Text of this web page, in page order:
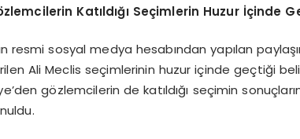
Katıldığı Seçimlerin Huzur İçinde
resmi sosyal medya hesabından yapılan
Ali Meclis seçimlerinin huzur içinde geçtiği
gözlemcilerin de katıldığı seçimin